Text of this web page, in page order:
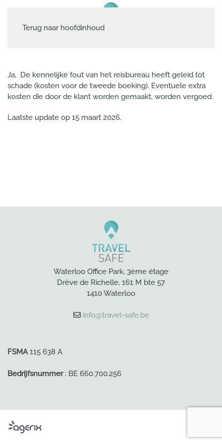
Terug naar hoofdinhoud
Ja, De kennelijke fout van het reisbureau heeft geleid tot
schade (kosten voor de tweede boeking). Eventuele extra
kosten die door de klant worden gemaakt, worden vergoed.
Laatste update op 15 maart 2026.
Waterloo Office Park, 3ème étage
Drève de Richelle, 161 M bte 57
1410 Waterloo
info@travel-safe.be
FSMA115 638 A
Bedrijfsnummer: BE 660.700.256